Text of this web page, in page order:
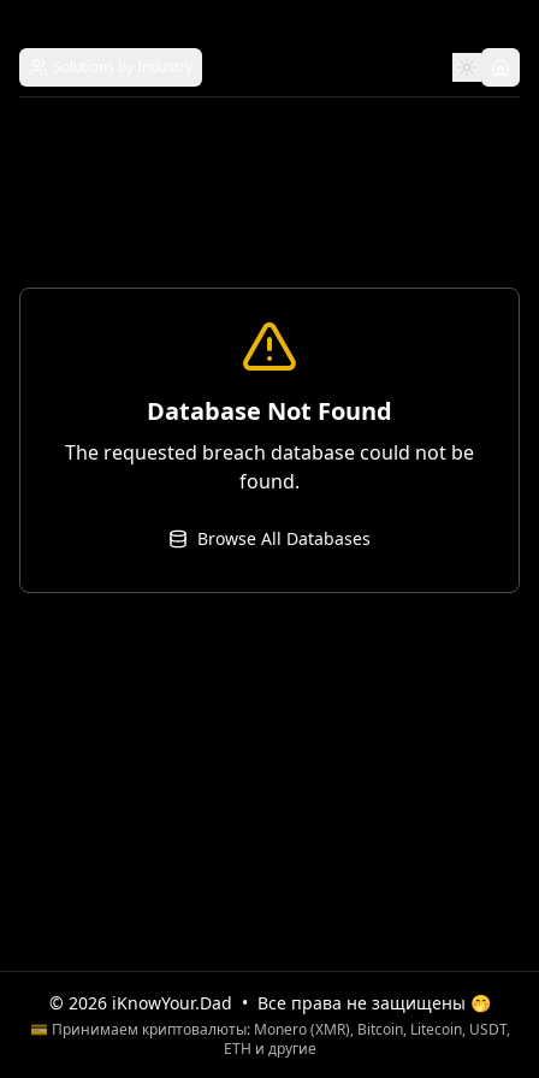
Database Not Found
The requested breach database could not be
found.
Browse All Databases
© 2026 iKnowYour.Dad • Все права не защищены 🤭
💳 Принимаем криптовалюты: Monero (XMR), Bitcoin, Litecoin, USDT,
ETH и другие